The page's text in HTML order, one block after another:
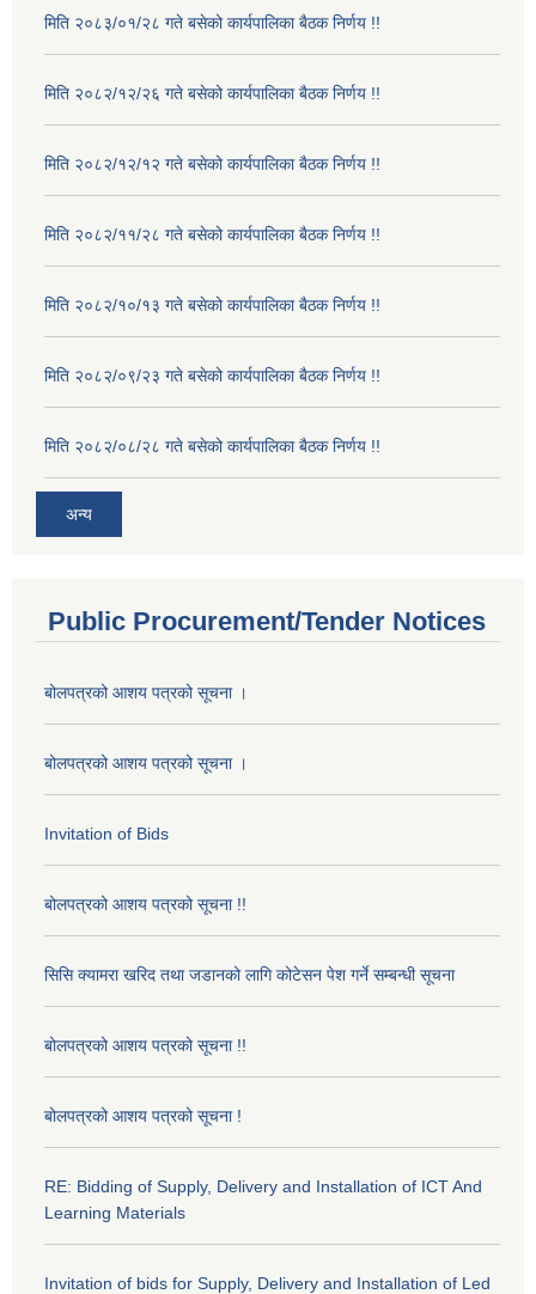
मिति २०८३/०१/२८ गते बसेको कार्यपालिका बैठक निर्णय !!
मिति २०८२/१२/२६ गते बसेको कार्यपालिका बैठक निर्णय !!
मिति २०८२/१२/१२ गते बसेको कार्यपालिका बैठक निर्णय !!
मिति २०८२/११/२८ गते बसेको कार्यपालिका बैठक निर्णय !!
मिति २०८२/१०/१३ गते बसेको कार्यपालिका बैठक निर्णय !!
मिति २०८२/०९/२३ गते बसेको कार्यपालिका बैठक निर्णय !!
मिति २०८२/०८/२८ गते बसेको कार्यपालिका बैठक निर्णय !!
अन्य
Public Procurement/Tender Notices
बोलपत्रको आशय पत्रको सूचना ।
बोलपत्रको आशय पत्रको सूचना ।
Invitation of Bids
बोलपत्रको आशय पत्रको सूचना !!
सिसि क्यामरा खरिद तथा जडानको लागि कोटेसन पेश गर्ने सम्बन्धी सूचना
बोलपत्रको आशय पत्रको सूचना !!
बोलपत्रको आशय पत्रको सूचना !
RE: Bidding of Supply, Delivery and Installation of ICT And
Learning Materials
Invitation of bids for Supply, Delivery and Installation of Led